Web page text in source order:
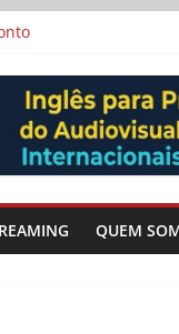
e “O Agente Secreto”
a partir de histórias
de Wajda a
QUEM